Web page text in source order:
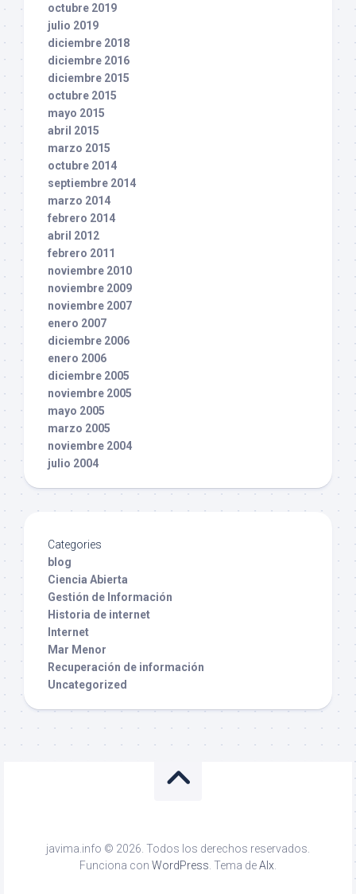
octubre 2019
julio 2019
diciembre 2018
diciembre 2016
diciembre 2015
octubre 2015
mayo 2015
abril 2015
marzo 2015
octubre 2014
septiembre 2014
marzo 2014
febrero 2014
abril 2012
febrero 2011
noviembre 2010
noviembre 2009
noviembre 2007
enero 2007
diciembre 2006
enero 2006
diciembre 2005
noviembre 2005
mayo 2005
marzo 2005
noviembre 2004
julio 2004
Categories
blog
Ciencia Abierta
Gestión de Información
Historia de internet
Internet
Mar Menor
Recuperación de información
Uncategorized
javima.info © 2026. Todos los derechos reservados.
Funciona con WordPress . Tema deAlx